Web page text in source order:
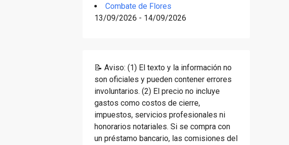
Combate de Flores
13/09/2026 - 14/09/2026
📝 Aviso: (1) El texto y la información no
son oficiales y pueden contener errores
involuntarios. (2) El precio no incluye
gastos como costos de cierre,
impuestos, servicios profesionales ni
honorarios notariales. Si se compra con
un préstamo bancario, las comisiones del